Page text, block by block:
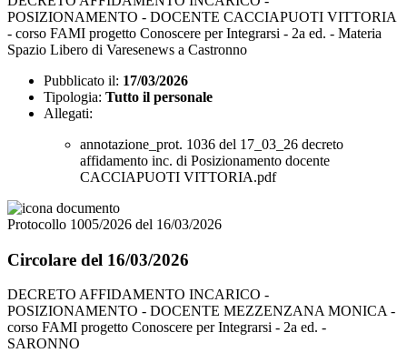
POSIZIONAMENTO - DOCENTE CACCIAPUOTI VITTORIA
- corso FAMI progetto Conoscere per Integrarsi - 2a ed. - Materia
Spazio Libero di Varesenews a Castronno
Pubblicato il: 17/03/2026
Tipologia: Tutto il personale
Allegati:
annotazione_prot. 1036 del 17_03_26 decreto
affidamento inc. di Posizionamento docente
CACCIAPUOTI VITTORIA.pdf
Protocollo 1005/2026 del 16/03/2026
Circolare del 16/03/2026
DECRETO AFFIDAMENTO INCARICO -
POSIZIONAMENTO - DOCENTE MEZZENZANA MONICA -
corso FAMI progetto Conoscere per Integrarsi - 2a ed. -
SARONNO